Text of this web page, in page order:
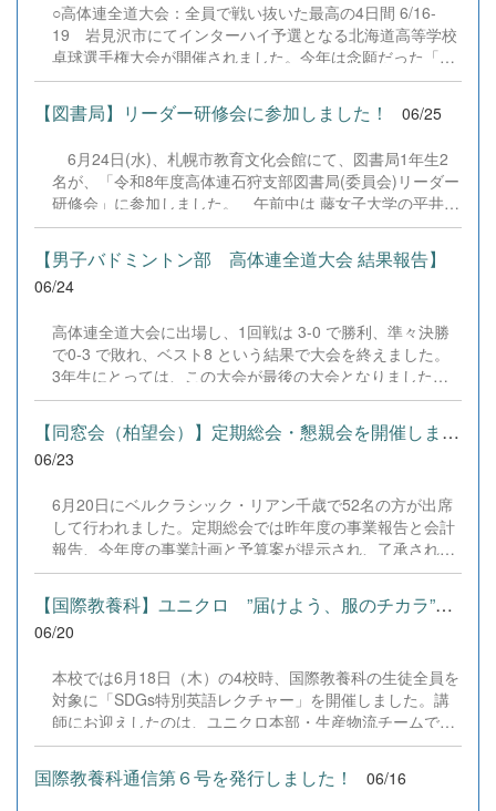
○高体連全道大会：全員で戦い抜いた最高の4日間 6/16-
19 岩見沢市にてインターハイ予選となる北海道高等学校
卓球選手権大会が開催されました。今年は念願だった「男
女そろっての学校対抗」で、最高の舞台へ挑んできまし
た！ ☆学校対抗（団体戦） 男子：全道ベスト8！1・2回戦
をしっかりと勝ち切り、準々決勝では第4シードの札幌龍
した！ 女子：全道ベスト16！1回戦は警戒していた静内高
校にしっかりと勝利！2回戦ではオホーツク支部1位・北見
北斗高校と大接戦を繰り広げ、惜しくも一歩及びませんで
したが、最後まで素晴らしい粘りを見せてくれました。 ☆
個人戦シングルス 男子： 吉田（3回戦進出・ベスト32！）
女子： 富士本（1回戦敗退・大舞台で堂々と健闘！） 目標
には届きませんでしたが、選手、ベンチメンバー、応援席
のすべてが一つになり、全員で戦い抜いた最高の4日間で
した。 平日の開催にもかかわらず、会場へ駆けつけ、割れ
んばかりの拍手と熱い声援を送ってくださった保護者・関
を...
【図書局】リーダー研修会に参加しました！ 06/25
6月24日(水)、札幌市教育文化会館にて、図書局1年生2
名が、「令和8年度高体連石狩支部図書局(委員会)リーダー
研修会」に参加しました。 午前中は 藤女子大学の平井准
教授から、Web APIなどの図書館情報学について学びまし
た。 午後は まちライブラリー@ちとせ 若女将の依岡(よ
りおか)さんから、全国1,300ヶ所ある「まちライブラリ
ー」という本をきっかけとした人と人との繋がりの場につ
を各校作成し、本や自分の好きなことを紹介するなど相互
交流をして盛り上がりました。
【男子バドミントン部 高体連全道大会 結果報告】
06/24
高体連全道大会に出場し、1回戦は 3-0 で勝利、準々決勝
で0-3 で敗れ、ベスト8 という結果で大会を終えました。
3年生にとっては、この大会が最後の大会となりました。
入学してからの3年間、嬉しいことばかりではなく、苦し
いことや悔しいこともたくさんありました。それでも仲間
と支え合いながら努力を続け、ここまで歩んでくることが
できました。 全道大会という舞台で戦えたこと、仲間と過
ってかけがえのない宝物です。 これまで支えてくださった
先生方、保護者の皆様、応援してくださった全ての方々、
本当にありがとうございました。 3年生はここで引退とな
りますが、私たちが築いてきた想いと伝統を後輩たちに託
します。新チームのさらなる活躍を期待するとともに、こ
れからも変わらぬ応援をよろしくお願いします。 3年間、
本当にありがとうございました。 #高体連 #全道大会 #ベ
とうございました #高校生活 #仲間に感謝 #3年間ありがと
う
【同窓会（柏望会）】定期総会・懇親会を開催しました。
06/23
6月20日にベルクラシック・リアン千歳で52名の方が出席
して行われました。定期総会では昨年度の事業報告と会計
報告、今年度の事業計画と予算案が提示され、了承されま
した。 懇親会では千歳市民ミュージカルの方に今年度の公
演案内と「実演」をしていただきました。日程は10月3日
（土）18時～と4日（日）14時～です。 最後はソプラノ歌
手としてご活躍の桑島昌子さんの「ご指導」の元、校歌斉
し、感謝いたします。 なお、茎津俊爾全日制振興会会長よ
り、令和10年11月11日（土）にANAクラウンプラザにて開
校80周年祝賀会を開催することが発表されました。詳細は
追って連絡いたしますので、お待ちください。
【国際教養科】ユニクロ ”届けよう、服のチカラ”プロジェクト始...
06/20
本校では6月18日（木）の4校時、国際教養科の生徒全員を
対象に「SDGs特別英語レクチャー」を開催しました。講
師にお迎えしたのは、ユニクロ本部・生産物流チームで活
躍されているベトナム出身のMy Ha（ミーハ）さんです。
全国約1000校で実施されているこのプロジェクトですが、
今回は数少ない「英語での講演」として、レクチャーから
国際教養科通信第６号を発行しました！ 06/16